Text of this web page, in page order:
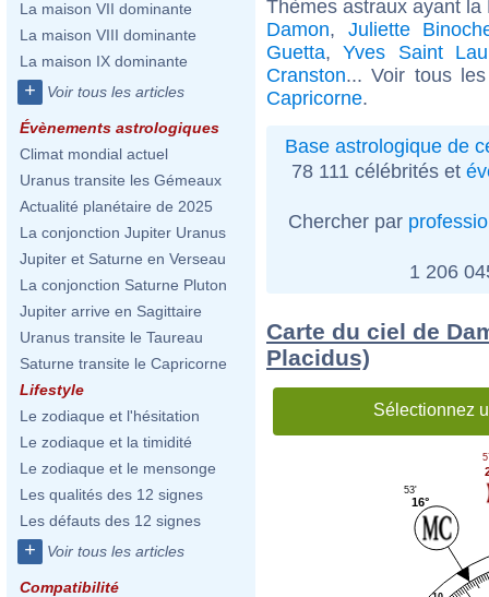
La maison VII dominante
La maison VIII dominante
La maison IX dominante
+ Voir tous les articles
Évènements astrologiques
Climat mondial actuel
Uranus transite les Gémeaux
Actualité planétaire de 2025
La conjonction Jupiter Uranus
Jupiter et Saturne en Verseau
La conjonction Saturne Pluton
Jupiter arrive en Sagittaire
Uranus transite le Taureau
Saturne transite le Capricorne
Lifestyle
Le zodiaque et l'hésitation
Le zodiaque et la timidité
Le zodiaque et le mensonge
Les qualités des 12 signes
Les défauts des 12 signes
+ Voir tous les articles
Compatibilité
Thèmes astraux ayant
Damon, Juliette
Guetta,Yves Saint
Cranston... Voir tous
Capricorne.
Base astrologique de
78 111 célébrités et
Chercher par
1 206
Carte du ciel de
Placidus)
Sélectionnez
16°
53'